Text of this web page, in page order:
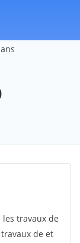
travaux de
de et